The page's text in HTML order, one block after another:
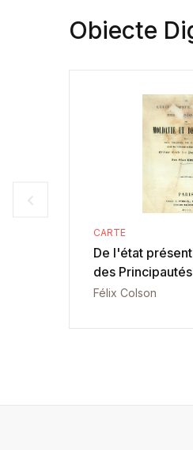
Obiecte
CARTE
De l'état
des Principautés
Félix Colson